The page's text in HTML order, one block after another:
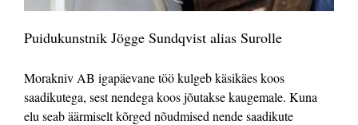
Puidukunstnik Jögge Sundqvist alias Surolle
Morakniv AB igapäevane töö kulgeb käsikäes koos
saadikutega, sest nendega koos jõutakse kaugemale. Kuna
elu seab äärmiselt kõrged nõudmised nende saadikute